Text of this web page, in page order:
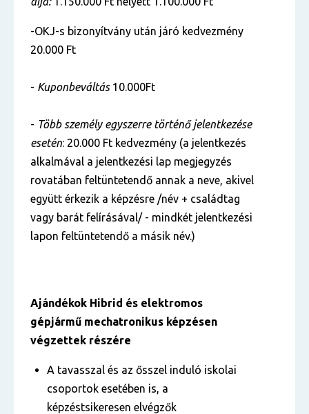
-OKJ-s bizonyítvány után járó kedvezmény
20.000 Ft
- Kuponbeváltás10.000Ft
- Több személy egyszerre történő jelentkezése
esetén: 20.000 Ft kedvezmény (a jelentkezés
alkalmával a jelentkezési lap megjegyzés
rovatában feltüntetendő annak a neve, akivel
együtt érkezik a képzésre /név + családtag
vagy barát felírásával/ - mindkét jelentkezési
lapon feltüntetendő a másik név.)
Ajándékok Hibrid és elektromos
gépjármű mechatronikus képzésen
végzettek részére
A tavasszal és az ősszel induló iskolai
csoportok esetében is, a
képzéstsikeresen elvégzők